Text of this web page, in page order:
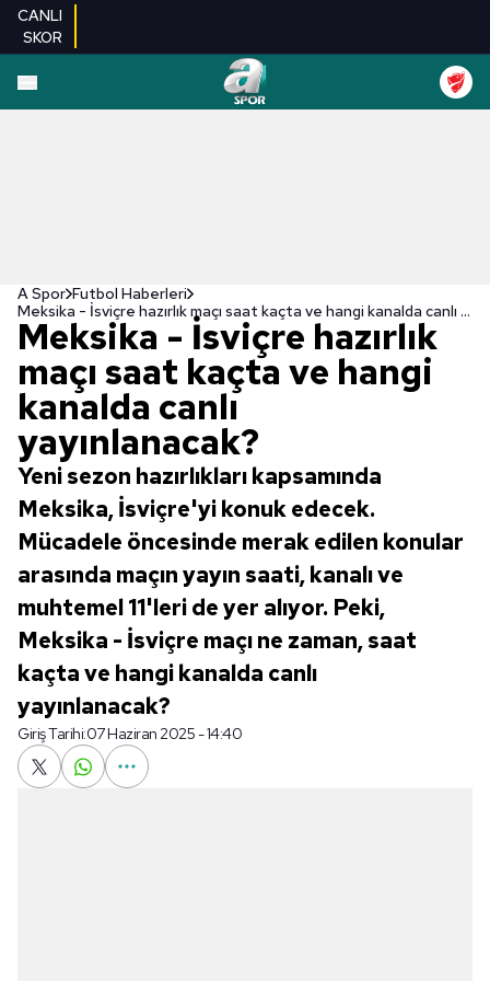
CANLI
SKOR
A Spor Futbol Haberleri
Meksika - İsviçre hazırlık maçı saat kaçta ve hangi kanalda canlı yayınlanacak?
Meksika - İsviçre hazırlık
maçı saat kaçta ve hangi
kanalda canlı
yayınlanacak?
Yeni sezon hazırlıkları kapsamında
Meksika, İsviçre'yi konuk edecek.
Mücadele öncesinde merak edilen konular
arasında maçın yayın saati, kanalı ve
muhtemel 11'leri de yer alıyor. Peki,
Meksika - İsviçre maçı ne zaman, saat
kaçta ve hangi kanalda canlı
yayınlanacak?
Giriş Tarihi:07 Haziran 2025 - 14:40